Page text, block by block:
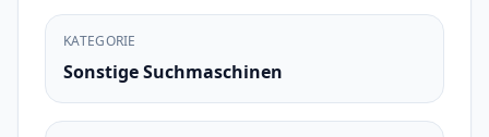
KATEGORIE
Sonstige Suchmaschinen